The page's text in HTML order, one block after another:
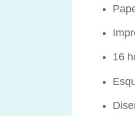
16